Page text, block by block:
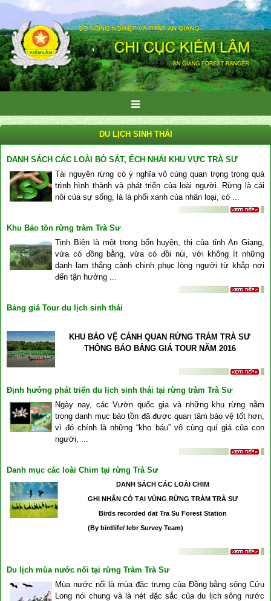
DU LỊCH SINH THÁI
DANH SÁCH CÁC LOÀI BÒ SÁT, ẾCH NHÁI KHU VỰC TRÀ SƯ
Tài nguyên rừng có ý nghĩa vô cùng quan trọng trong quá
trình hình thành và phát triển của loài người. Rừng là cái
nôi của sự sống, là lá phổi xanh của nhân loại, có ...
Khu Bảo tồn rừng tràm Trà Sư
Tịnh Biên là một trong bốn huyện, thị của tỉnh An Giang,
vừa có đồng bằng, vừa có đồi núi, với không ít những
danh lam thắng cảnh chinh phục lòng người từ khắp nơi
đến tận hưởng ...
Bảng giá Tour du lịch sinh thái
KHU BẢO VỆ CẢNH QUAN RỪNG TRÀM TRÀ SƯ
THÔNG BÁO BẢNG GIÁ TOUR NĂM 2016
Định hướng phát triển du lịch sinh thái tại rừng tràm Trà Sư
Ngày nay, các Vườn quốc gia và những khu rừng nằm
trong danh mục bảo tồn đã được quan tâm bảo vệ tốt hơn,
vì đó chính là những “kho báu” vô cùng quí giá của con
người, ...
Danh mục các loài Chim tại rừng Trà Sư
DANH SÁCH CÁC LOÀI CHIM
GHI NHẬN CÓ TẠI VÙNG RỪNG TRÀM TRÀ SƯ
Birds recorded dat Tra Su Forest Station
(By birdlife/ Iebr Survey Team)
Du lịch mùa nước nổi tại rừng Tràm Trà Sư
Mùa nước nổi là mùa đặc trưng của Đồng bằng sông Cửu
Long nói chung và là nét đặc sắc của du lịch sông nước